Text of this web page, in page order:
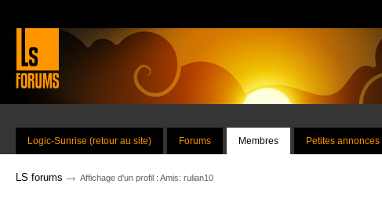
Logic-Sunrise (retour au site) Forums Membres Petites annonces
LS forums → Affichage d'un profil : Amis: rulian10